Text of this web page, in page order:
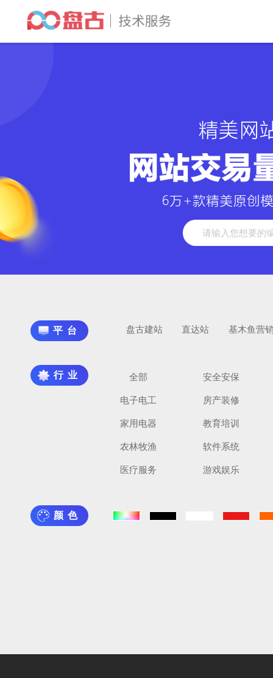
平台 盘古建站 直达站 基木鱼营
行业 全部
安全安保
电子电工
房产装修
家用电器
教育培训
农林牧渔
软件系统
医疗服务
游戏娱乐
颜色